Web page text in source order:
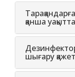
қанша
шығару